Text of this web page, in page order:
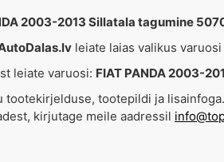
2003-2013 Sillatala tagumine
leiate laias valikus
leiate varuosi: FIAT PANDA 2003-
tootekirjelduse, tootepildi ja
kirjutage meile aadressil